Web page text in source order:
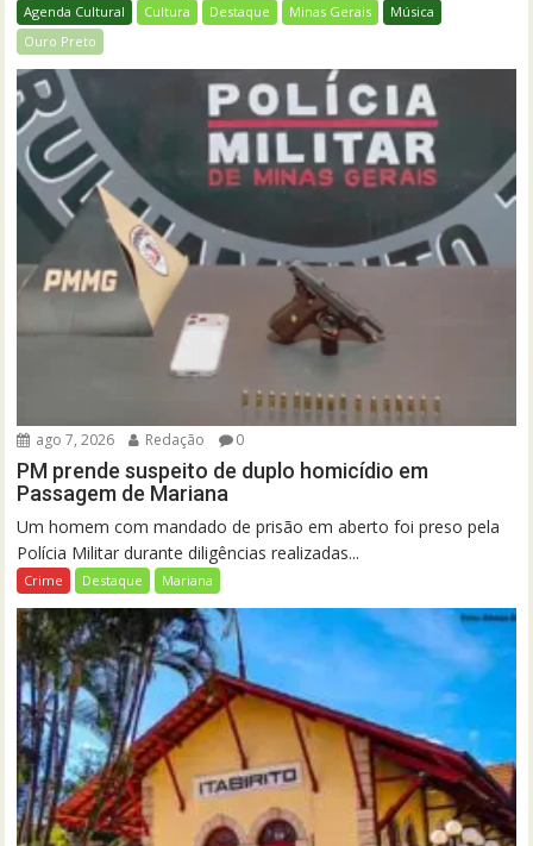
Agenda Cultural Cultura Destaque Minas Gerais
Música
Ouro Preto
ago 7, 2026 Redação 0
PM prende suspeito de duplo homicídio em
Passagem de Mariana
Um homem com mandado de prisão em aberto foi preso pela
Polícia Militar durante diligências realizadas...
Crime Destaque Mariana